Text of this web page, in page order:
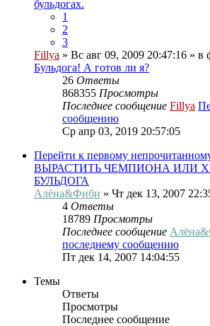
бульдогах.
1
2
3
Fillya » Вс авг 09, 2009 20:47:16 » в
Бульдога! А готов ли я?
26 Ответы
868355 Просмотры
Последнее сообщение Fillya
сообщению
Ср апр 03, 2019 20:57:05
Перейти к первому
ВЫРАСТИТЬ ЧЕМПИОНА ИЛИ
БУЛЬДОГА
Алёна&Фиби » Чт дек 13, 2007
4 Ответы
18789 Просмотры
Последнее сообщение
последнему сообщению
Пт дек 14, 2007 14:04:55
Темы
Ответы
Просмотры
Последнее сообщение